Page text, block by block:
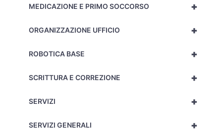
+
MEDICAZIONE E PRIMO SOCCORSO
+
ORGANIZZAZIONE UFFICIO
+
ROBOTICA BASE
+
SCRITTURA E CORREZIONE
+
SERVIZI
+
SERVIZI GENERALI